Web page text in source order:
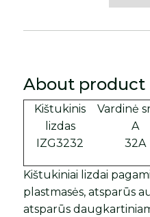
About product
Kištukinis
lizdas
Vardinė
A
IZG3232
32A
Kištukiniai lizdai
plastmasės, atsparūs
atsparūs